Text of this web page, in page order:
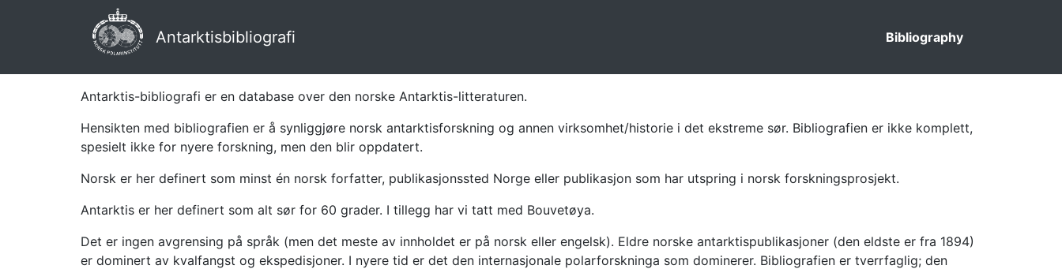
Antarktisbibliografi Bibliography
Antarktis-bibliografi er en database over den norske Antarktis-litteraturen.
Hensikten med bibliografien er å synliggjøre norsk antarktisforskning og annen virksomhet/historie i det ekstreme sør. Bibliografien er ikke komplett,
spesielt ikke for nyere forskning, men den blir oppdatert.
Norsk er her definert som minst én norsk forfatter, publikasjonssted Norge eller publikasjon som har utspring i norsk forskningsprosjekt.
Antarktis er her definert som alt sør for 60 grader. I tillegg har vi tatt med Bouvetøya.
Det er ingen avgrensing på språk (men det meste av innholdet er på norsk eller engelsk). Eldre norske antarktispublikasjoner (den eldste er fra 1894)
er dominert av kvalfangst og ekspedisjoner. I nyere tid er det den internasjonale polarforskninga som dominerer. Bibliografien er tverrfaglig; den